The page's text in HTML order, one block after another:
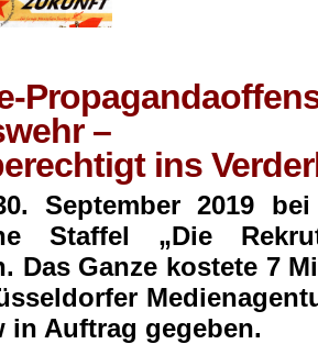
–
ins
September 2019
Staffel „Die
Das Ganze kostete 7
in Auftrag gegeben.